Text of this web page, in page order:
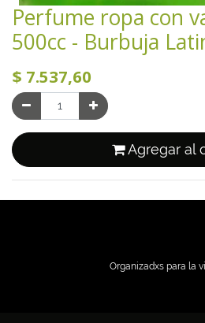
Perfume ropa con
500cc - Burbuja
$ 7.537,60
Agregar al
Organizadxs para la